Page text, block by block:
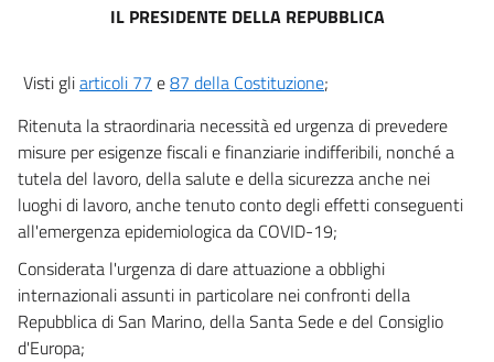
5 septies
5 novies
5 decies
6
7
Capo II
Misure urgenti in materia di lavoro
7 bis
8
9
IL PRESIDENTE DELLA REPUBBLICA
Visti gliarticoli 77 e87 della Costituzione;
Ritenuta la straordinaria necessità ed urgenza di prevedere
misure per esigenze fiscali e finanziarie indifferibili, nonché a
tutela del lavoro, della salute e della sicurezza anche nei
luoghi di lavoro, anche tenuto conto degli effetti conseguenti
all'emergenza epidemiologica da COVID-19;
Considerata l'urgenza di dare attuazione a obblighi
internazionali assunti in particolare nei confronti della
Repubblica di San Marino, della Santa Sede e del Consiglio
d'Europa;